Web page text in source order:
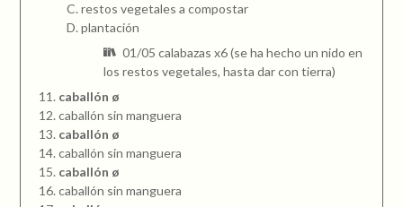
restos vegetales a compostar
plantación
01/05 calabazas x6 (se ha hecho un nido en
los restos vegetales, hasta dar con tierra)
caballón ø
caballón sin manguera
caballón ø
caballón sin manguera
caballón ø
caballón sin manguera